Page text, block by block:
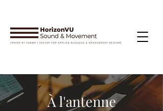
À l'antenne